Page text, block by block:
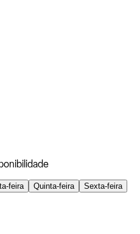
feira Quinta-feira
Sexta-feira